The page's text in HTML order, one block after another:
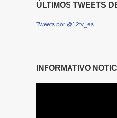
ÚLTIMOS TWEETS
Tweets por @12tv_es
INFORMATIVO